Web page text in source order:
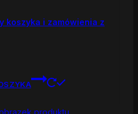
koszyka i zamówienia z